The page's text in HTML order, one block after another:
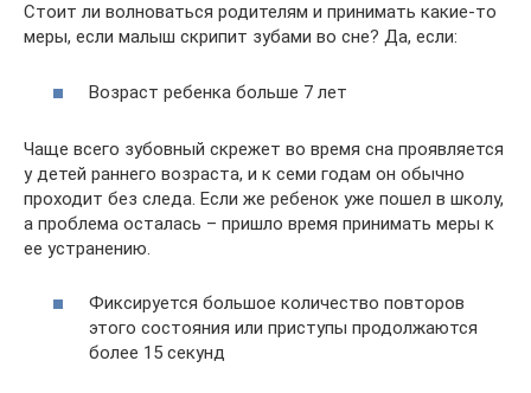
Стоит ли волноваться родителям и принимать какие-то
меры, если малыш скрипит зубами во сне? Да, если:
Возраст ребенка больше 7 лет
Чаще всего зубовный скрежет во время сна проявляется
у детей раннего возраста, и к семи годам он обычно
проходит без следа. Если же ребенок уже пошел в школу,
а проблема осталась – пришло время принимать меры к
ее устранению.
Фиксируется большое количество повторов
этого состояния или приступы продолжаются
более 15 секунд